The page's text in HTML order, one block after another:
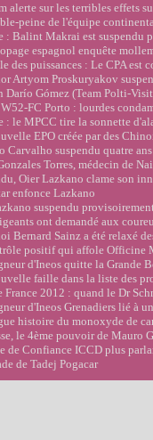
alerte sur les terribles effets
peine de l'équipe
: Balint Makrai est suspendu
espagnol enquête
des puissances : Le CPA est
Artyom Proskuryakov
Darío Gómez (Team Polti-
FC Porto : lourdes
le MPCC tire la sonnette
EPO créée par des
Carvalho suspendu quatre ans
Torres, médecin de
Oier Lazkano clame son
enfonce Lazkano
suspendu
ont demandé aux
Bernard Sainz a été relaxé
positif qui affole Officine
d'Ineos quitte la Grande
faille dans la liste des
France 2012 : quand le Dr
d'Ineos Grenadiers lié à
histoire du monoxyde de
le 4ème pouvoir de Mauro
de Confiance ICCD plus
de Tadej Pogacar